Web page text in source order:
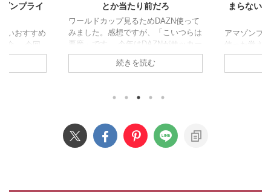
ろ
こいつらは
がサッカー
レビない層
まらない？【広告多すぎ】僕が使
わない理由
アマゾンプライムビデオってここ1年
使った覚えがない。無料で見れるのに
全然使ってないって人結構いるんじゃ
ないでしょうか。 今回は僕がアマプ
ます。 アマゾンプライムビデオを見
リ、Disneyなんかを色々回して使って
るんですが、アマプラは別のサブスク
契約してる時点でほぼ使いません。
続きを読む
ど
てる人。
由、
てなぜこの